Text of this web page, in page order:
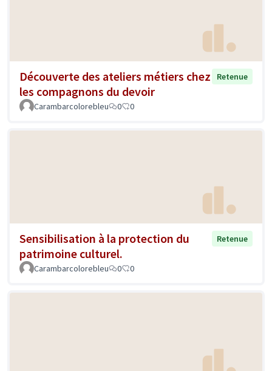
Découverte des ateliers métiers chez
les compagnons du devoir
Retenue
Carambarcolorebleu 0 0
Sensibilisation à la protection du
patrimoine culturel.
Retenue
Carambarcolorebleu 0 0